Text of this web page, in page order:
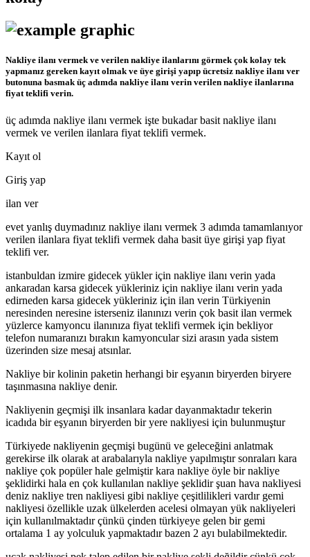
Nakliye ilanı vermek ve verilen nakliye ilanlarını görmek çok kolay tek
yapmanız gereken kayıt olmak ve üye girişi yapıp ücretsiz nakliye ilanı ver
butonuna basmak üç adımda nakliye ilanı verin verilen nakliye ilanlarına
fiyat teklifi verin.
üç adımda nakliye ilanı vermek işte bukadar basit nakliye ilanı
vermek ve verilen ilanlara fiyat teklifi vermek.
Kayıt ol
Giriş yap
ilan ver
evet yanlış duymadınız nakliye ilanı vermek 3 adımda tamamlanıyor
verilen ilanlara fiyat teklifi vermek daha basit üye girişi yap fiyat
teklifi ver.
istanbuldan izmire gidecek yükler için nakliye ilanı verin yada
ankaradan karsa gidecek yükleriniz için nakliye ilanı verin yada
edirneden karsa gidecek yükleriniz için ilan verin Türkiyenin
neresinden neresine isterseniz ilanınızı verin çok basit ilan vermek
yüzlerce kamyoncu ilanınıza fiyat teklifi vermek için bekliyor
telefon numaranızı bırakın kamyoncular sizi arasın yada sistem
üzerinden size mesaj atsınlar.
Nakliye bir kolinin paketin herhangi bir eşyanın biryerden biryere
taşınmasına nakliye denir.
Nakliyenin geçmişi ilk insanlara kadar dayanmaktadır tekerin
icadıda bir eşyanın biryerden bir yere nakliyesi için bulunmuştur
Türkiyede nakliyenin geçmişi bugünü ve geleceğini anlatmak
gerekirse ilk olarak at arabalarıyla nakliye yapılmıştır sonraları kara
nakliye çok popüler hale gelmiştir kara nakliye öyle bir nakliye
şeklidirki hala en çok kullanılan nakliye şeklidir şuan hava nakliyesi
deniz nakliye tren nakliyesi gibi nakliye çeşitlilikleri vardır gemi
nakliyesi özellikle uzak ülkelerden acelesi olmayan yük nakliyeleri
için kullanılmaktadır çünkü çinden türkiyeye gelen bir gemi
ortalama 1 ay yolculuk yapmaktadır bazen 2 ayı bulabilmektedir.